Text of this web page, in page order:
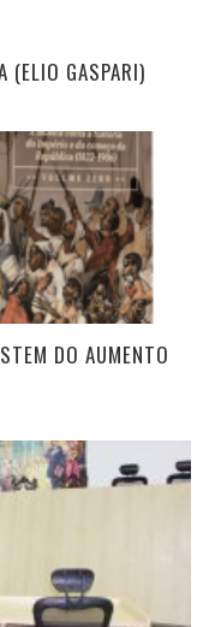
(ELIO GASPARI)
DO AUMENTO